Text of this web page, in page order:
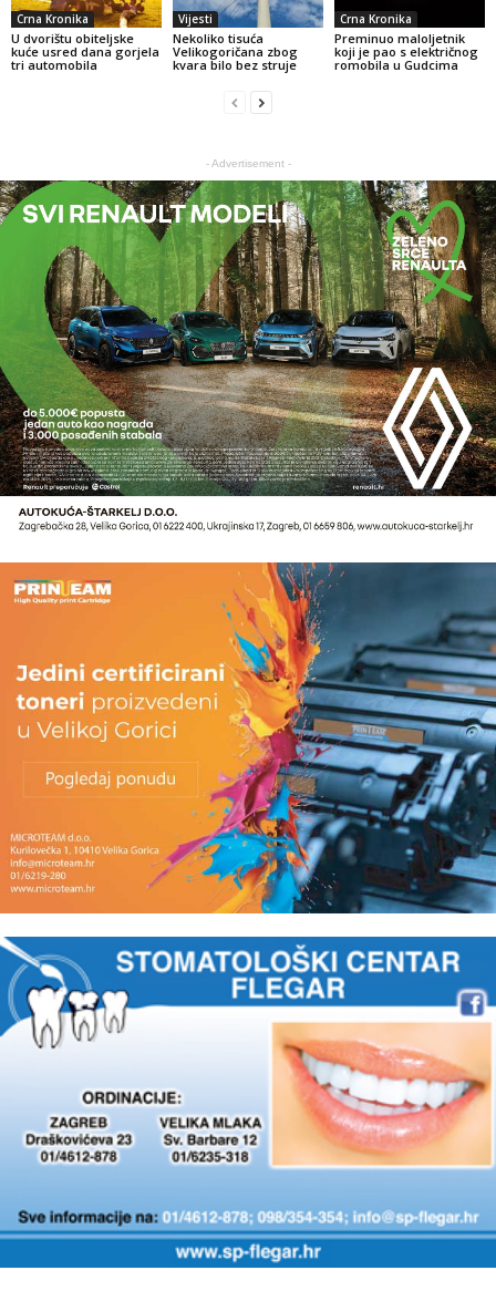
Crna Kronika
U dvorištu obiteljske
kuće usred dana gorjela
tri automobila
Vijesti
Nekoliko tisuća
Velikogoričana zbog
kvara bilo bez struje
Crna Kronika
Preminuo maloljetnik
koji je pao s električnog
romobila u Gudcima
- Advertisement -